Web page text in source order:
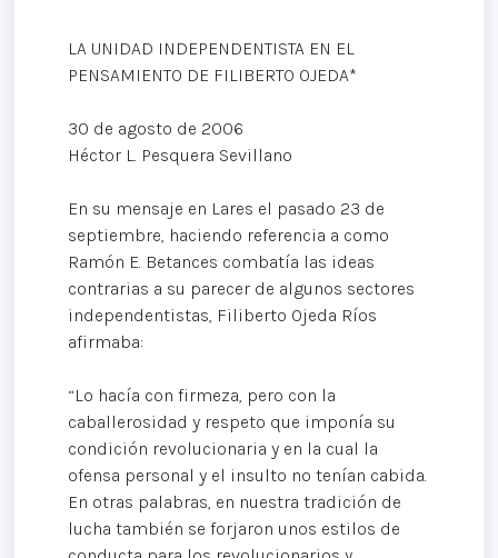
LA UNIDAD INDEPENDENTISTA EN EL
PENSAMIENTO DE FILIBERTO OJEDA*
30 de agosto de 2006
Héctor L. Pesquera Sevillano
En su mensaje en Lares el pasado 23 de
septiembre, haciendo referencia a como
Ramón E. Betances combatía las ideas
contrarias a su parecer de algunos sectores
independentistas, Filiberto Ojeda Ríos
afirmaba:
“Lo hacía con firmeza, pero con la
caballerosidad y respeto que imponía su
condición revolucionaria y en la cual la
ofensa personal y el insulto no tenían cabida.
En otras palabras, en nuestra tradición de
lucha también se forjaron unos estilos de